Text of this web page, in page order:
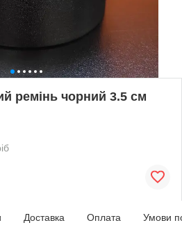
ремінь чорний 3.5 см
Доставка Оплата Умови